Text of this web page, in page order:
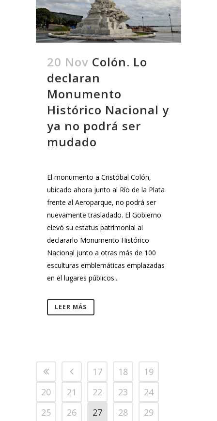
20 Nov Colón. Lo
declaran
Monumento
Histórico Nacional y
ya no podrá ser
mudado
El monumento a Cristóbal Colón,
ubicado ahora junto al Río de la Plata
frente al Aeroparque, no podrá ser
nuevamente trasladado. El Gobierno
elevó su estatus patrimonial al
declararlo Monumento Histórico
Nacional junto a otras más de 100
esculturas emblemáticas emplazadas
en el lugares públicos...
LEER MÁS
17 18
19
20
21 22 23
24
25
26 27 28 29